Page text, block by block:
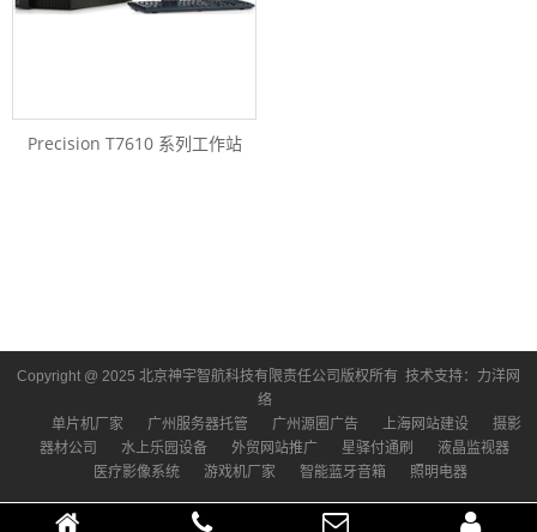
Precision T7610 系列工作站
Copyright @ 2025 北京神宇智航科技有限责任公司版权所有 技术支持： 力洋网
络
单片机厂家
广州服务器托管 广州源圈广告 上海网站建设
摄影
器材公司
水上乐园设备 外贸网站推广 星驿付通刷
液晶监视器
医疗影像系统
游戏机厂家 智能蓝牙音箱 照明电器